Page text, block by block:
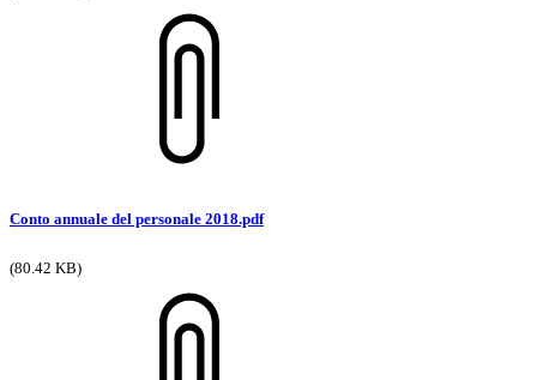
Conto annuale del personale 2018.pdf
(80.42 KB)